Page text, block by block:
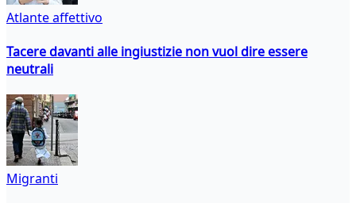
Atlante affettivo
Tacere davanti alle ingiustizie non vuol dire essere
neutrali
Migranti